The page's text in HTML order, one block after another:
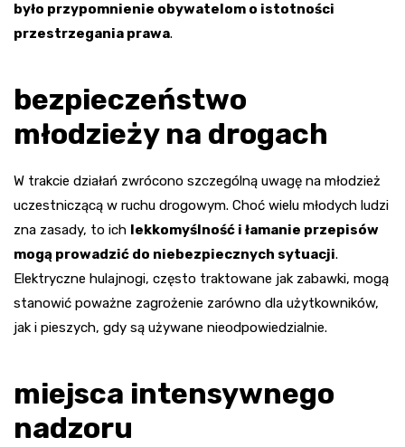
było przypomnienie obywatelom o istotności
przestrzegania prawa.
bezpieczeństwo
młodzieży na drogach
W trakcie działań zwrócono szczególną uwagę na młodzież
uczestniczącą w ruchu drogowym. Choć wielu młodych ludzi
zna zasady, to ich lekkomyślność i łamanie przepisów
mogą prowadzić do niebezpiecznych sytuacji.
Elektryczne hulajnogi, często traktowane jak zabawki, mogą
stanowić poważne zagrożenie zarówno dla użytkowników,
jak i pieszych, gdy są używane nieodpowiedzialnie.
miejsca intensywnego
nadzoru